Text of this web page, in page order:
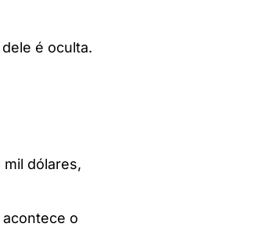
é oculta.
dólares,
o